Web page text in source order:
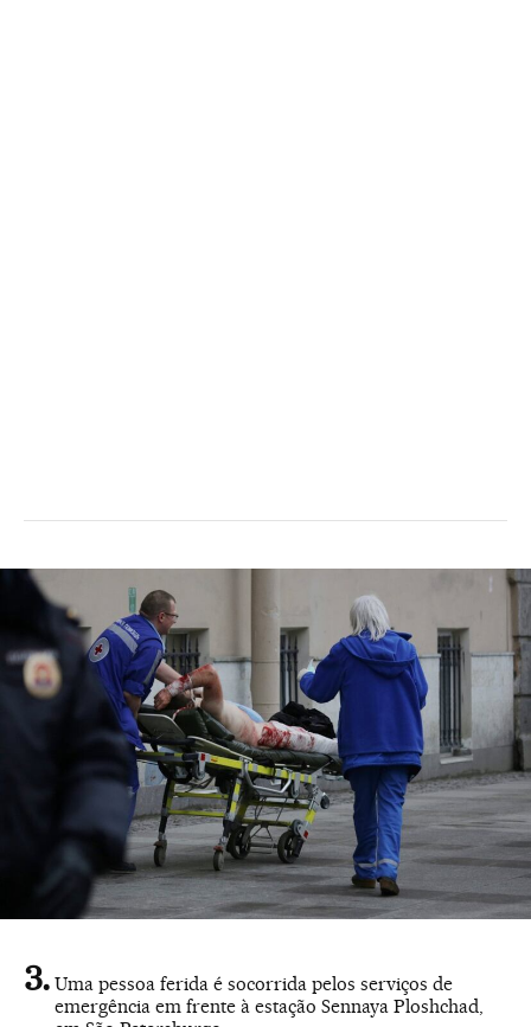
Uma pessoa ferida é socorrida pelos serviços de
emergência em frente à estação Sennaya Ploshchad,